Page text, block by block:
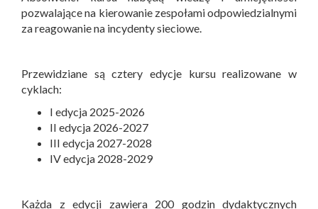
pozwalające na kierowanie zespołami odpowiedzialnymi
za reagowanie na incydenty sieciowe.
Przewidziane są cztery edycje kursu realizowane w
cyklach:
I edycja 2025-2026
II edycja 2026-2027
III edycja 2027-2028
IV edycja 2028-2029
Każda z edycji zawiera 200 godzin dydaktycznych